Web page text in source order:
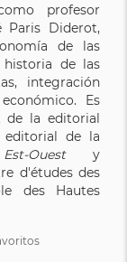
profesor
Paris Diderot,
de las
historia de las
integración
Es
de la editorial
editorial de la
Ouesty
d'études des
des Hautes